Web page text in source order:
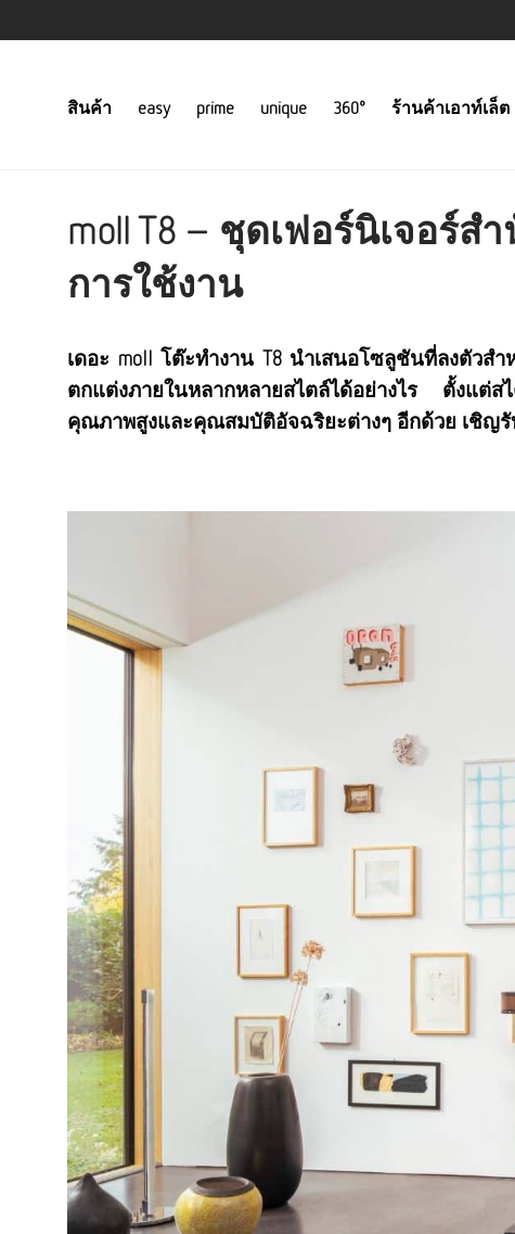
สินค้า easy prime unique 360° ร้านค้าเอาท์เล็ต
moll T8 – ชุดเฟอร์นิเจอร์
การใช้งาน
เดอะ moll โต๊ะทำงาน T8 นำเสนอโซลูชันที่ลงตัวส
ตกแต่งภายในหลากหลายสไตล์ได้อย่างไร ตั้งแต่
คุณภาพสูงและคุณสมบัติอัจฉริยะต่างๆ อีกด้วย เชิญรั